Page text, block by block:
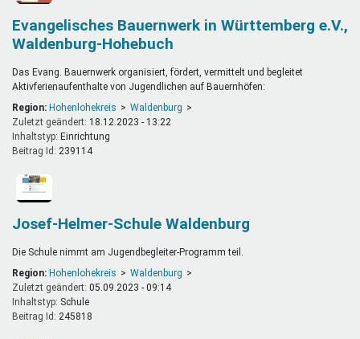
Evangelisches Bauernwerk in Württemberg e.V.,
Waldenburg-Hohebuch
Das Evang. Bauernwerk organisiert, fördert, vermittelt und begleitet
Aktivferienaufenthalte von Jugendlichen auf Bauernhöfen:
Region: Hohenlohekreis
Waldenburg
Zuletzt geändert: 18.12.2023 - 13:22
Inhaltstyp:
einrichtung
Beitrag Id: 239114
Josef-Helmer-Schule Waldenburg
Die Schule nimmt am Jugendbegleiter-Programm teil.
Region: Hohenlohekreis
Waldenburg
Zuletzt geändert: 05.09.2023 - 09:14
Inhaltstyp:
schule
Beitrag Id: 245818